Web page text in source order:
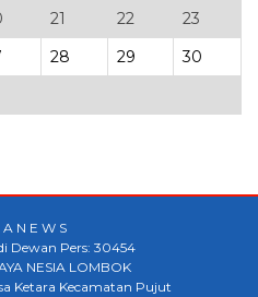
21 22
23
28 29
30
A N E W S
Dewan Pers: 30454
NESIA LOMBOK
Ketara Kecamatan Pujut